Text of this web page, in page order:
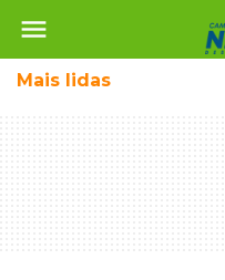
menu
Mais lidas